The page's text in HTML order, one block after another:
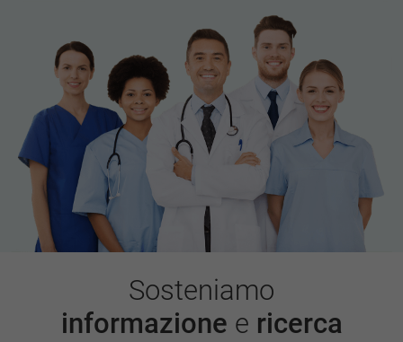
Sosteniamo
informazione e ricerca